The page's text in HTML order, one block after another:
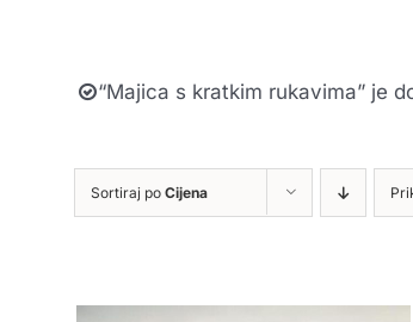
“Majica s kratkim rukavima” je
Sortiraj po Cijena